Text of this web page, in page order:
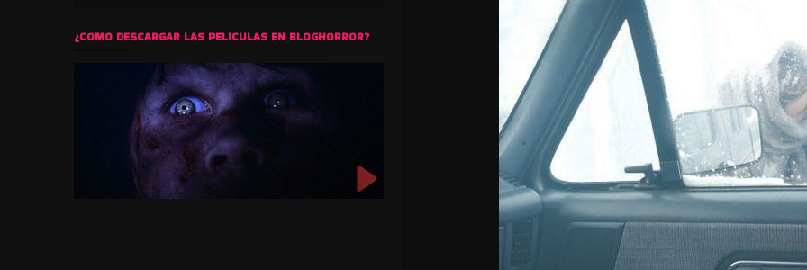
¿COMO DESCARGAR LAS PELICULAS EN BLOGHORROR?